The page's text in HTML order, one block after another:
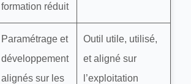
formation réduit
Paramétrage et
développement
alignés sur les
Outil utile, utilisé,
et aligné sur
l’exploitation